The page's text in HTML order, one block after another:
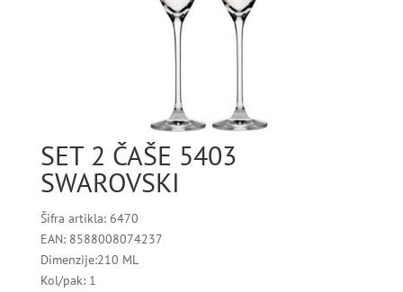
SET 2 ČAŠE 5403
SWAROVSKI
Šifra artikla: 6470
EAN: 8588008074237
Dimenzije:210 ML
Kol/pak: 1